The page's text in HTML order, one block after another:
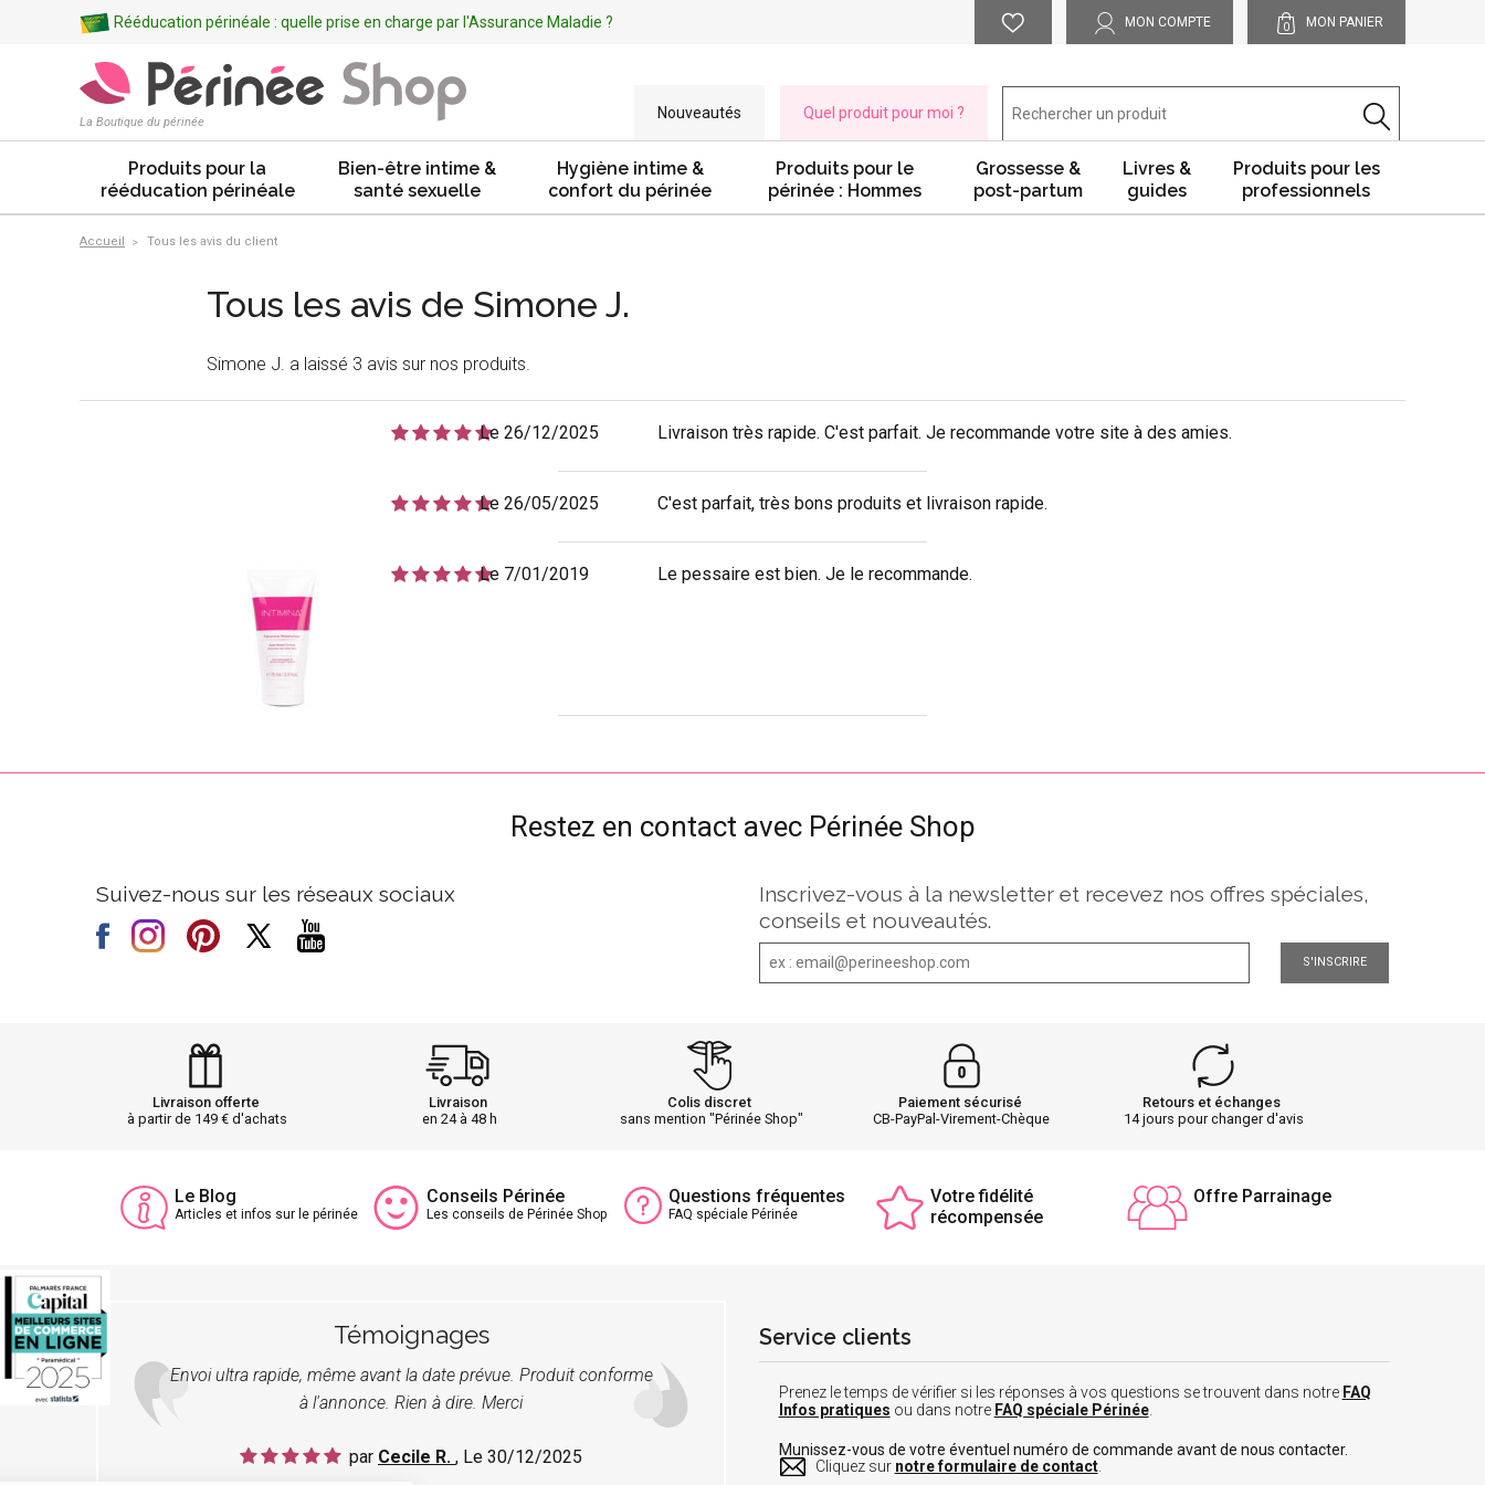
Rééducation périnéale : quelle prise en charge par l'Assurance Maladie ? MON COMPTE 0 MON PANIER
La Boutique du périnée
Nouveautés Quel produit pour moi ?
Produits pour la
rééducation périnéale
Bien-être intime &
santé sexuelle
Hygiène intime &
confort du périnée
Produits pour le
périnée : Hommes
Grossesse &
post-partum
Livres &
guides
Produits pour les
professionnels
Accueil Tous les avis du client
Tous les avis de Simone J.
Simone J. a laissé 3 avis sur nos produits.
Le 26/12/2025 Livraison très rapide. C'est parfait. Je recommande votre site à des amies.
Le 26/05/2025 C'est parfait, très bons produits et livraison rapide.
Le 7/01/2019 Le pessaire est bien. Je le recommande.
Restez en contact avec Périnée Shop
Suivez-nous sur les réseaux sociaux
Inscrivez-vous à la newsletter et recevez nos offres spéciales,
conseils et nouveautés.
S'INSCRIRE
Livraison offerte
à partir de 149 € d'achats
Livraison
en 24 à 48 h
Colis discret
sans mention "Périnée Shop"
Paiement sécurisé
CB-PayPal-Virement-Chèque
Retours et échanges
14 jours pour changer d'avis
Le Blog
Articles et infos sur le périnée
Conseils Périnée
Les conseils de Périnée Shop
Questions fréquentes
FAQ spéciale Périnée
Votre fidélité
récompensée
Offre Parrainage
Témoignages
Envoi ultra rapide, même avant la date prévue. Produit conforme
à l'annonce. Rien à dire. Merci
par Cecile R. , Le 30/12/2025
Service clients
Prenez le temps de vérifier si les réponses à vos questions se trouvent dans notre FAQ
Infos pratiques ou dans notre FAQ spéciale Périnée.
Munissez-vous de votre éventuel numéro de commande avant de nous contacter.
Cliquez sur notre formulaire de contact.